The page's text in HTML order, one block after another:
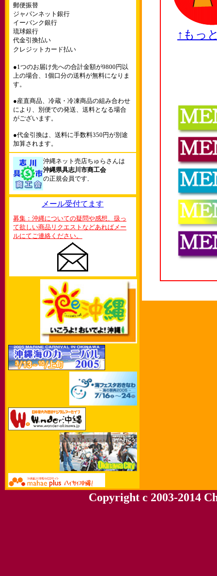
郵便振替
ジャパンネット銀行
イーバンク銀行
琉球銀行
代金引換払い
クレジットカード払い
●1つのお届け先への合計金額が9800円以
上の場合、1個口分の送料が無料になりま
す。
●産直商品、冷蔵・冷凍商品の組み合わせ
により、別便での発送、送料となる場合
がございます。
●代金引換は、送料に手数料350円が別途
加算されます。
沖縄ネット売店ちゅらさんは
沖縄県具志川市商工会
の正規会員です。
メール受付てます
募集：沖縄についての疑問や感想、扱っ
て欲しい商品リクエストなどあればメー
ルにてご連絡ください。
↑もっ
Copyright c 2003-2014